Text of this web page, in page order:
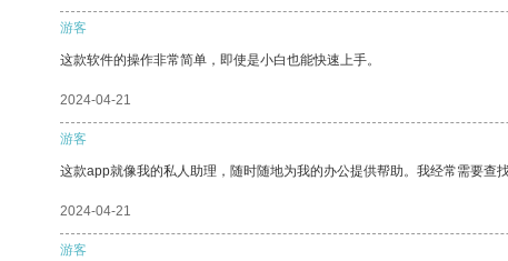
游客
这款软件的操作非常简单，即使是小白也能快速上手。
2024-04-21
游客
这款app就像我的私人助理，随时随地为我的办公提供帮助。我经常需要查
2024-04-21
游客